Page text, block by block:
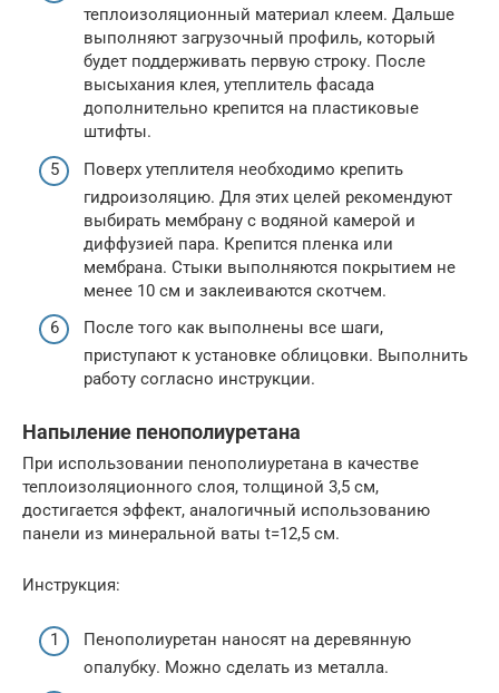
теплоизоляционный материал клеем. Дальше
выполняют загрузочный профиль, который
будет поддерживать первую строку. После
высыхания клея, утеплитель фасада
дополнительно крепится на пластиковые
штифты.
Поверх утеплителя необходимо крепить
гидроизоляцию. Для этих целей рекомендуют
выбирать мембрану с водяной камерой и
диффузией пара. Крепится пленка или
мембрана. Стыки выполняются покрытием не
менее 10 см и заклеиваются скотчем.
После того как выполнены все шаги,
приступают к установке облицовки. Выполнить
работу согласно инструкции.
Напыление пенополиуретана
При использовании пенополиуретана в качестве
теплоизоляционного слоя, толщиной 3,5 см,
достигается эффект, аналогичный использованию
панели из минеральной ваты t=12,5 см.
Инструкция:
Пенополиуретан наносят на деревянную
опалубку. Можно сделать из металла.